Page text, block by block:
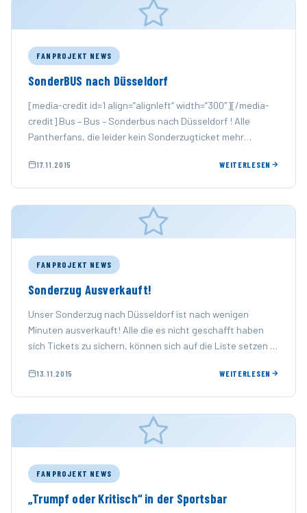
FANPROJEKT NEWS
SonderBUS nach Düsseldorf
[media-credit id=1 align=“alignleft“ width=“300″][/media-
credit] Bus – Bus – Sonderbus nach Düsseldorf ! Alle
Pantherfans, die leider kein Sonderzugticket mehr
17.11.2015 WEITERLESEN
FANPROJEKT NEWS
Sonderzug Ausverkauft!
Unser Sonderzug nach Düsseldorf ist nach wenigen
Minuten ausverkauft! Alle die es nicht geschafft haben
sich Tickets zu sichern, können sich auf die Liste setzen …
13.11.2015 WEITERLESEN
FANPROJEKT NEWS
„Trumpf oder Kritisch“ in der Sportsbar